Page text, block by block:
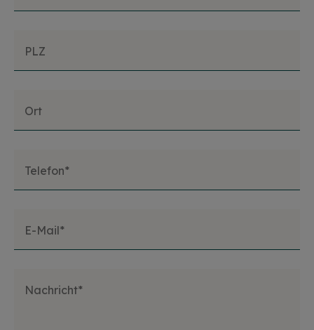
PLZ
Ort
Telefon*
E-Mail*
Nachricht*